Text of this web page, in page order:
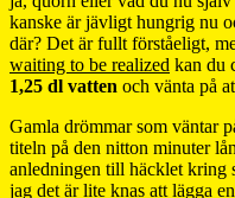
kanske är jävligt hungrig nu
där? Det är fullt förståeligt,
waiting to be realized kan du
1,25 dl vatten och vänta på
Gamla drömmar som väntar
titeln på den nitton minuter
anledningen till häcklet kring
jag det är lite knas att lägga